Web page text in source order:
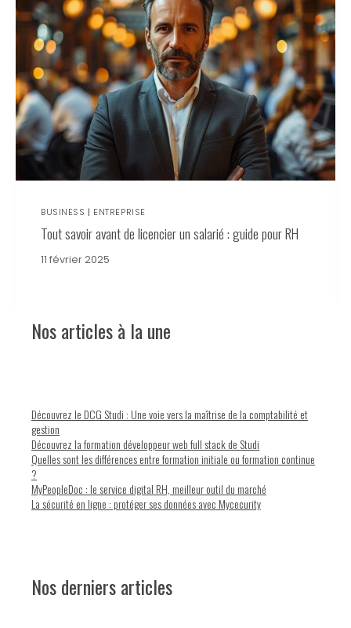
BUSINESS | ENTREPRISE
Tout savoir avant de licencier un salarié : guide pour RH
11 février 2025
Nos articles à la une
Découvrez le DCG Studi : Une voie vers la maîtrise de la comptabilité et
gestion
Découvrez la formation développeur web full stack de Studi
Quelles sont les différences entre formation initiale ou formation continue
?
MyPeopleDoc : le service digital RH, meilleur outil du marché
La sécurité en ligne : protéger ses données avec Mycecurity
Nos derniers articles